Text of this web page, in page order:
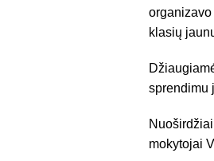
organizavo
klasių
sprendimu
mokytojai